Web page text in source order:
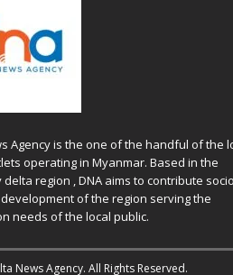
Agency is the one of the handful of the
operating in Myanmar. Based in the
region , DNA aims to contribute
of the region serving the
needs of the local public.
News Agency. All Rights Reserved.